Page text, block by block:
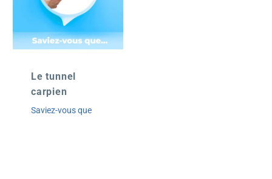
Le tunnel
carpien
Saviez-vous que